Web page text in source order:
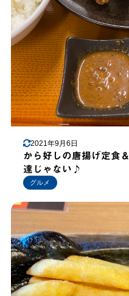
2021年9月6日
から好しの唐揚げ定食
達じゃない♪
グルメ